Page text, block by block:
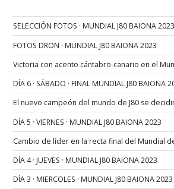
SELECCIÓN FOTOS · MUNDIAL J80 BAIONA 2023
FOTOS DRON · MUNDIAL J80 BAIONA 2023
Victoria con acento cántabro-canario en el
DÍA 6 · SÁBADO · FINAL MUNDIAL J80 BAIONA
El nuevo campeón del mundo de J80 se
DÍA 5 · VIERNES · MUNDIAL J80 BAIONA 2023
Cambio de líder en la recta final del Mundial
DÍA 4 · JUEVES · MUNDIAL J80 BAIONA 2023
DÍA 3 · MIERCOLES · MUNDIAL J80 BAIONA 2023